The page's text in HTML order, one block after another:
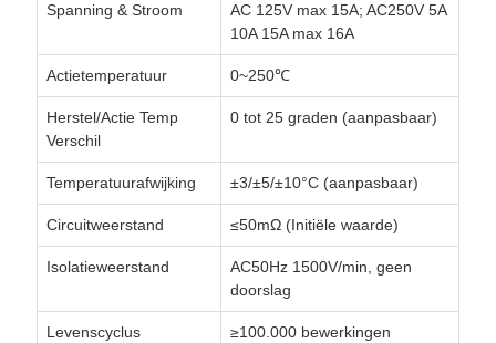
Spanning & Stroom
AC 125V max 15A; AC250V 5A
10A 15A max 16A
Actietemperatuur 0~250℃
Herstel/Actie Temp
Verschil
0 tot 25 graden (aanpasbaar)
Temperatuurafwijking ±3/±5/±10°C (aanpasbaar)
Circuitweerstand ≤50mΩ (Initiële waarde)
Isolatieweerstand
AC50Hz 1500V/min, geen
doorslag
Levenscyclus ≥100.000 bewerkingen